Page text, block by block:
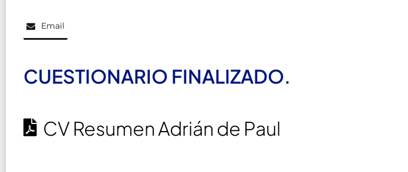
Email
CUESTIONARIO FINALIZADO.
CV Resumen Adrián de Paul